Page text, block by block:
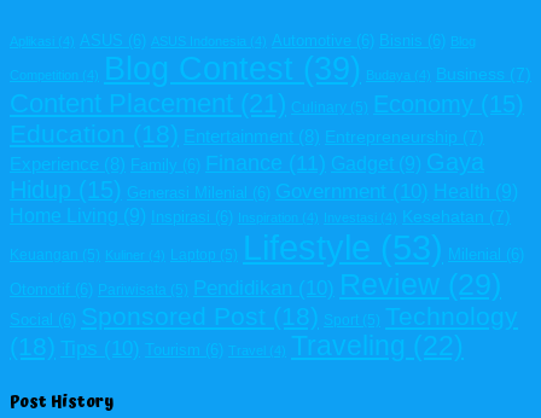
Aplikasi (4) ASUS (6) ASUS Indonesia (4) Automotive (6) Bisnis (6) Blog
Competition (4) Blog Contest (39) Budaya (4) Business (7)
Content Placement (21) Culinary (5) Economy (15)
Education (18) Entertainment (8) Entrepreneurship (7)
Experience (8) Family (6) Finance (11) Gadget (9) Gaya
Hidup (15) Generasi Milenial (6) Government (10) Health (9)
Home Living (9) Inspirasi (6) Inspiration (4) Investasi (4) Kesehatan (7)
Keuangan (5) Kuliner (4) Laptop (5) Lifestyle (53) Milenial (6)
Otomotif
(6) Pariwisata (5) Pendidikan (10) Review (29)
Social (6) Sponsored Post (18) Sport (5) Technology
(18) Tips (10) Tourism (6) Travel (4) Traveling (22)
Post History